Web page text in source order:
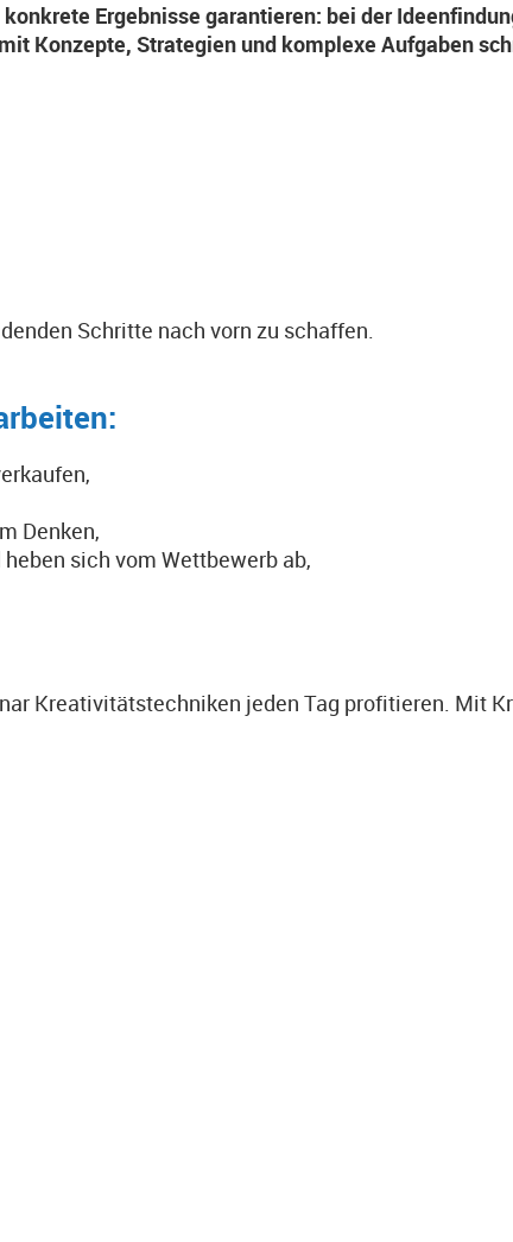
Ergebnisse garantieren: bei der
Konzepte, Strategien und komplexe Aufgaben
Schritte nach vorn zu schaffen.
Denken,
sich vom Wettbewerb ab,
Kreativitätstechniken jeden Tag profitieren. Mit